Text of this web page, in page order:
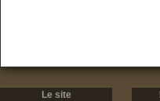
Le site